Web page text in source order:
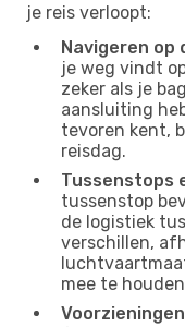
je reis verloopt:
Navigeren op
je weg vindt
zeker als je
aansluiting
tevoren kent,
reisdag.
Tussenstops
tussenstop
de logistiek
verschillen,
mee te